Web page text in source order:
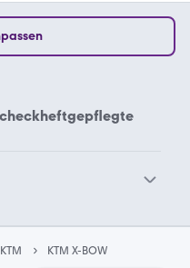
KTM
KTM X-BOW